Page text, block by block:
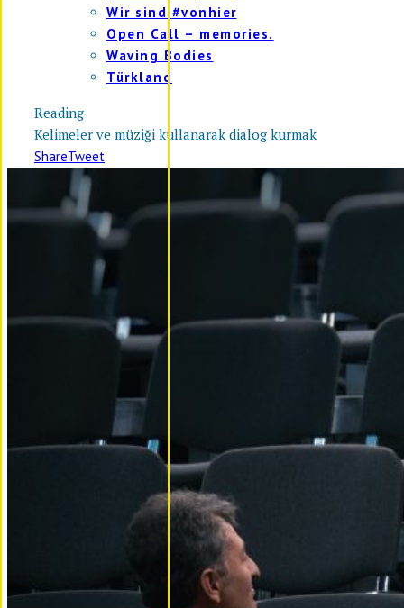
Wir sind #vonhier
Open Call – memories.
Waving Bodies
Türkland
Reading
Kelimeler ve müziği kullanarak dialog kurmak
ShareTweet